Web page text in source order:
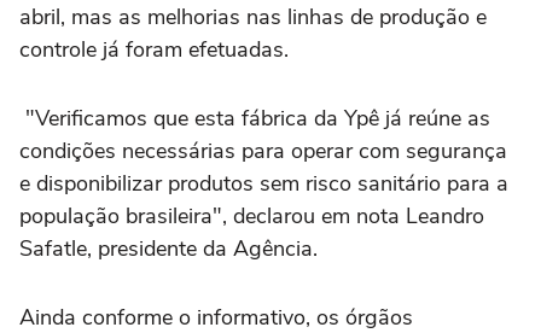
abril, mas as melhorias nas linhas de produção e
controle já foram efetuadas.
"Verificamos que esta fábrica da Ypê já reúne as
condições necessárias para operar com segurança
e disponibilizar produtos sem risco sanitário para a
população brasileira", declarou em nota Leandro
Safatle, presidente da Agência.
Ainda conforme o informativo, os órgãos